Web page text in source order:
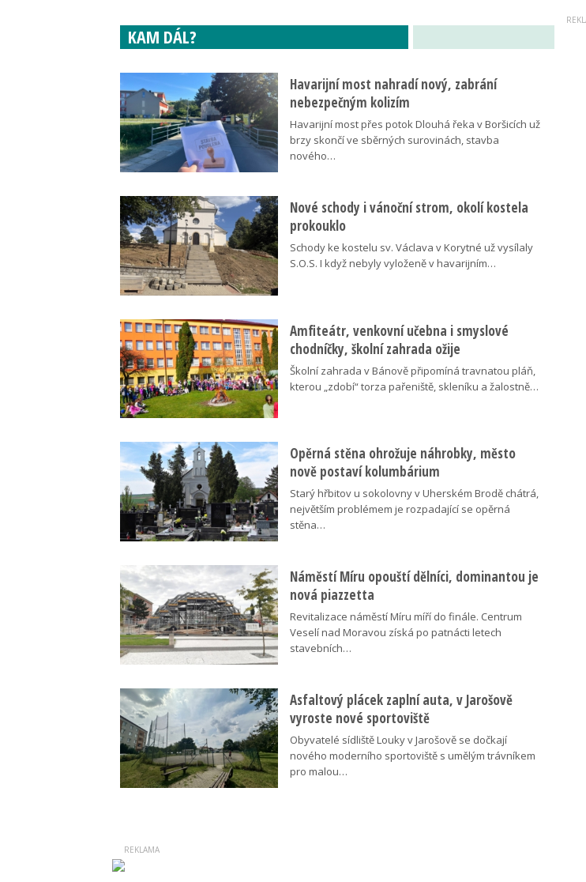
KAM DÁL?
Havarijní most nahradí nový, zabrání
nebezpečným kolizím
Havarijní most přes potok Dlouhá řeka v Boršicích už
brzy skončí ve sběrných surovinách, stavba
nového…
Nové schody i vánoční strom, okolí kostela
prokouklo
Schody ke kostelu sv. Václava v Korytné už vysílaly
S.O.S. I když nebyly vyloženě v havarijním…
Amfiteátr, venkovní učebna i smyslové
chodníčky, školní zahrada ožije
Školní zahrada v Bánově připomíná travnatou pláň,
kterou „zdobí“ torza pařeniště, skleníku a žalostně…
Opěrná stěna ohrožuje náhrobky, město
nově postaví kolumbárium
Starý hřbitov u sokolovny v Uherském Brodě chátrá,
největším problémem je rozpadající se opěrná
stěna…
Náměstí Míru opouští dělníci, dominantou je
nová piazzetta
Revitalizace náměstí Míru míří do finále. Centrum
Veselí nad Moravou získá po patnácti letech
stavebních…
Asfaltový plácek zaplní auta, v Jarošově
vyroste nové sportoviště
Obyvatelé sídliště Louky v Jarošově se dočkají
nového moderního sportoviště s umělým trávníkem
pro malou…